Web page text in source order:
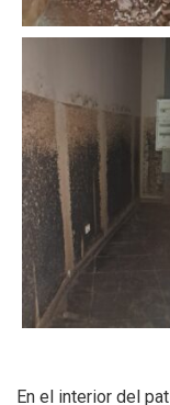
En el interior del